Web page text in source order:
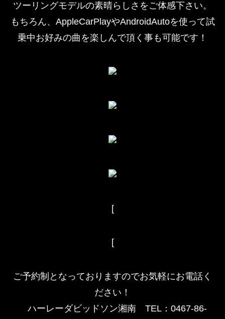
ツーリングモデルの素晴らしさをご体感下さい。
もちろん、AppleCarPlayやAndroidAutoを使って試
乗中お好みの曲を楽しんで頂く事も可能です！
[
[
ご予約制となっておりますのでお気軽にお電話く
ださい！
ハーレーダビッドソン湘南 TEL：0467-86-